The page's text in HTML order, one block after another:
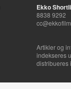
Ekko
8838 9292
Artikler og
indekseres
distribueres